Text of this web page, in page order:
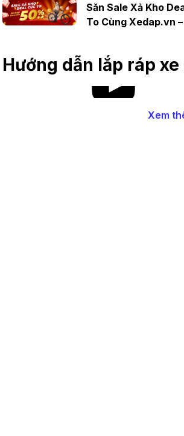
Săn Sale Xả Kho
To Cùng Xedap.vn –
Hướng dẫn lắp ráp xe
Xem